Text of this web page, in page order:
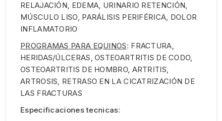
RELAJACIÓN, EDEMA, URINARIO RETENCIÓN,
MÚSCULO LISO, PARÁLISIS PERIFÉRICA, DOLOR
INFLAMATORIO
PROGRAMAS PARA EQUINOS: FRACTURA,
HERIDAS/ÚLCERAS, OSTEOARTRITIS DE CODO,
OSTEOARTRITIS DE HOMBRO, ARTRITIS,
ARTROSIS, RETRASO EN LA CICATRIZACIÓN DE
LAS FRACTURAS
Especificaciones tecnicas: